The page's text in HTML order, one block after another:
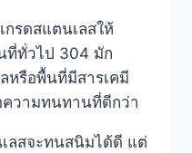
กรดสแตนเลสให้
ที่ทั่วไป 304 มัก
หรือพื้นที่มีสารเคมี
ความทนทานที่ดีกว่า
ลสจะทนสนิมได้ดี แต่